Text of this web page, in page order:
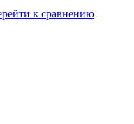
к сравнению